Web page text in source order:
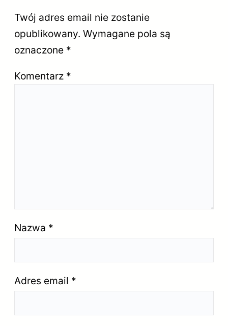
Twój adres email nie zostanie
opublikowany. Wymagane pola są
oznaczone *
Komentarz *
Nazwa *
Adres email *